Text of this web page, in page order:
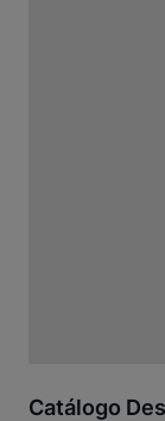
Catálogo